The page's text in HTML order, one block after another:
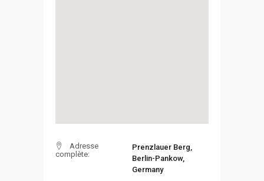
Adresse
complète:
Prenzlauer Berg,
Berlin-Pankow,
Germany